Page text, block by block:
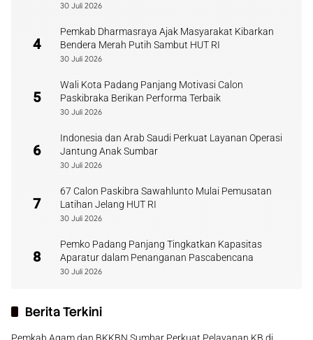
30 Juli 2026
4
Pemkab Dharmasraya Ajak Masyarakat Kibarkan
Bendera Merah Putih Sambut HUT RI
30 Juli 2026
5
Wali Kota Padang Panjang Motivasi Calon
Paskibraka Berikan Performa Terbaik
30 Juli 2026
6
Indonesia dan Arab Saudi Perkuat Layanan Operasi
Jantung Anak Sumbar
30 Juli 2026
7
67 Calon Paskibra Sawahlunto Mulai Pemusatan
Latihan Jelang HUT RI
30 Juli 2026
8
Pemko Padang Panjang Tingkatkan Kapasitas
Aparatur dalam Penanganan Pascabencana
30 Juli 2026
Berita Terkini